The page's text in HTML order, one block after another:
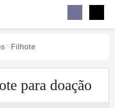
s Filhote
para doação